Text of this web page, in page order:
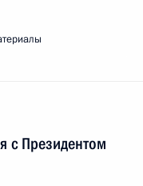
с Президентом